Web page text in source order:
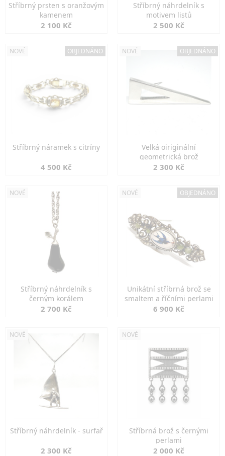
Stříbrný prsten s oranžovým
kamenem
2 100 Kč
Stříbrný náhrdelník s
motivem listů
2 500 Kč
NOVÉ OBJEDNÁNO
Stříbrný náramek s citríny
4 500 Kč
NOVÉ OBJEDNÁNO
Velká oiriginální
geometrická brož
2 300 Kč
NOVÉ
Stříbrný náhrdelník s
černým korálem
2 700 Kč
NOVÉ OBJEDNÁNO
Unikátní stříbrná brož se
smaltem a říčními perlami
6 900 Kč
NOVÉ
Stříbrný náhrdelník - surfař
2 300 Kč
NOVÉ
Stříbrná brož s černými
perlami
2 000 Kč